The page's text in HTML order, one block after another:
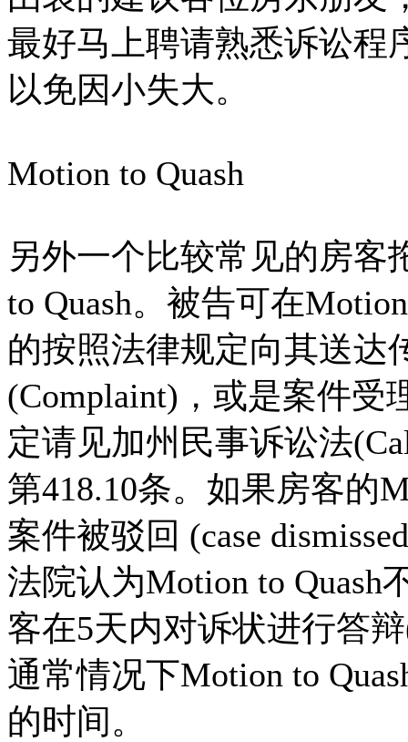
最好马上聘请熟悉诉讼程
以免因小失大。
Motion to Quash
另外一个比较常见的房客
to Quash。被告可在
的按照法律规定向其送达
(Complaint)，或是案件受
定请见加州民事诉讼法
第418.10条。如果房客的
案件被驳回 (case
法院认为Motion to
客在5天内对诉状进行答
通常情况下Motion to
的时间。